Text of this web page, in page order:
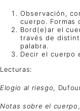
Observación,
cuerpo. Formas
Bord(e)ar el
través de
palabra.
Decir el cuerpo
Lecturas:
Elogio al riesgo,
Notas sobre el cuerpo